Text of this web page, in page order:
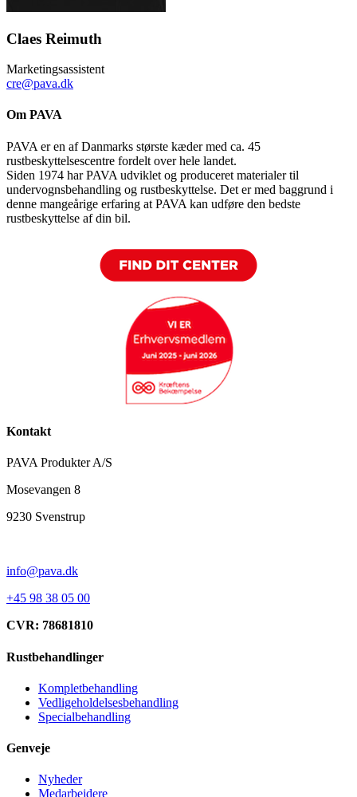
Claes Reimuth
Marketingsassistent
cre@pava.dk
Om PAVA
PAVA er en af Danmarks største kæder med ca. 45
rustbeskyttelsescentre fordelt over hele landet.
Siden 1974 har PAVA udviklet og produceret materialer til
undervognsbehandling og rustbeskyttelse. Det er med baggrund i
denne mangeårige erfaring at PAVA kan udføre den bedste
rustbeskyttelse af din bil.
Kontakt
PAVA Produkter A/S
Mosevangen 8
9230 Svenstrup
info@pava.dk
+45 98 38 05 00
CVR: 78681810
Rustbehandlinger
Kompletbehandling
Vedligeholdelsesbehandling
Specialbehandling
Genveje
Nyheder
Medarbejdere